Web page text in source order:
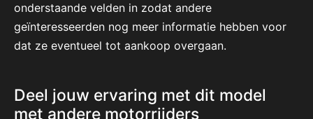
onderstaande velden in zodat andere
geïnteresseerden nog meer informatie hebben voor
dat ze eventueel tot aankoop overgaan.
Deel jouw ervaring met dit model
met andere motorrijders